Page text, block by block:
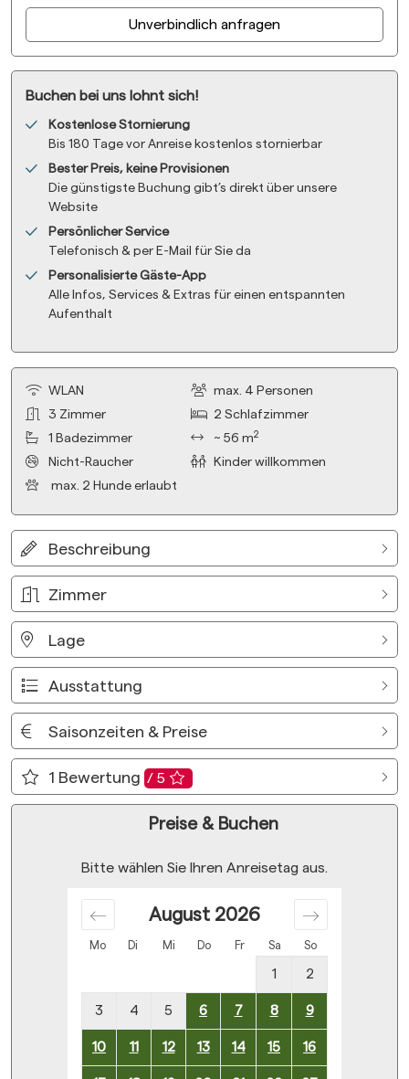
Unverbindlich anfragen
Buchen bei uns lohnt sich!
Kostenlose Stornierung
Bis 180 Tage vor Anreise kostenlos stornierbar
Bester Preis, keine Provisionen
Die günstigste Buchung gibt’s direkt über unsere
Website
Persönlicher Service
Telefonisch & per E-Mail für Sie da
Personalisierte Gäste-App
Alle Infos, Services & Extras für einen entspannten
Aufenthalt
WLAN max. 4 Personen
3 Zimmer 2Schlafzimmer
1 Badezimmer ~ 56 m2
Nicht-Raucher
Kinder willkommen
max. 2 Hunde erlaubt
Beschreibung
Zimmer
Lage
Ausstattung
Saisonzeiten & Preise
1 Bewertung / 5
Preise & Buchen
Bitte wählen Sie Ihren Anreisetag aus.
Mo Di Mi Do Fr Sa So
August 2026
1 2
3 4 5 6 7 8 9
10 11 12 13 14 15 16